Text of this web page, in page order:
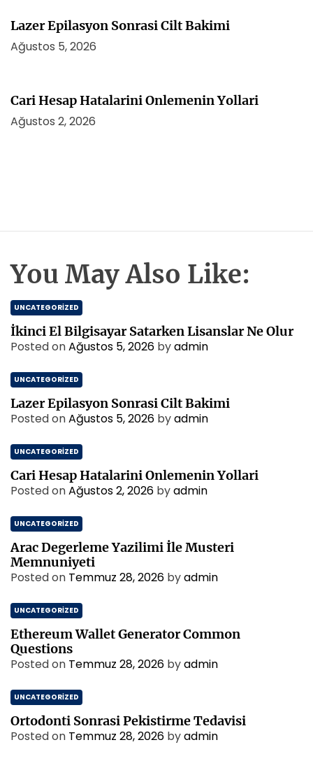
Lazer Epilasyon Sonrasi Cilt Bakimi
Ağustos 5, 2026
Cari Hesap Hatalarini Onlemenin Yollari
Ağustos 2, 2026
You May Also Like:
UNCATEGORIZED
İkinci El Bilgisayar Satarken Lisanslar Ne Olur
Posted onAğustos 5, 2026 byadmin
UNCATEGORIZED
Lazer Epilasyon Sonrasi Cilt Bakimi
Posted onAğustos 5, 2026 byadmin
UNCATEGORIZED
Cari Hesap Hatalarini Onlemenin Yollari
Posted onAğustos 2, 2026 byadmin
UNCATEGORIZED
Arac Degerleme Yazilimi İle Musteri
Memnuniyeti
Posted on Temmuz 28, 2026 byadmin
UNCATEGORIZED
Ethereum Wallet Generator Common
Questions
Posted on Temmuz 28, 2026 byadmin
UNCATEGORIZED
Ortodonti Sonrasi Pekistirme Tedavisi
Posted on Temmuz 28, 2026 byadmin